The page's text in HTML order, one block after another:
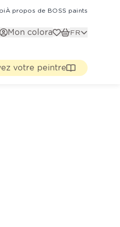
À propos de BOSS paints
Mon colora FR
votre peintre